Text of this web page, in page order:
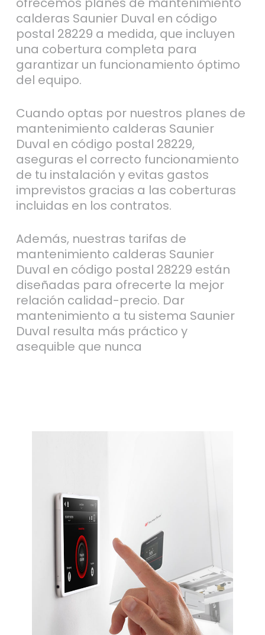
calderas Saunier Duval en código
postal 28229 a medida, que incluyen
una cobertura completa para
garantizar un funcionamiento óptimo
del equipo.
Cuando optas por nuestros planes de
mantenimiento calderas Saunier
Duval en código postal 28229,
aseguras el correcto funcionamiento
de tu instalación y evitas gastos
imprevistos gracias a las coberturas
incluidas en los contratos.
Además, nuestras tarifas de
mantenimiento calderas Saunier
Duval en código postal 28229 están
diseñadas para ofrecerte la mejor
relación calidad-precio. Dar
mantenimiento a tu sistema Saunier
Duval resulta más práctico y
asequible que nunca